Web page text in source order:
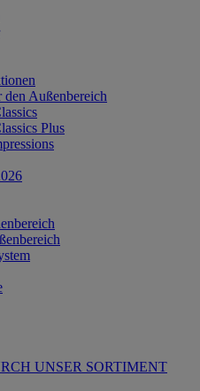
Außenbereich
Plus
UNSER SORTIMENT